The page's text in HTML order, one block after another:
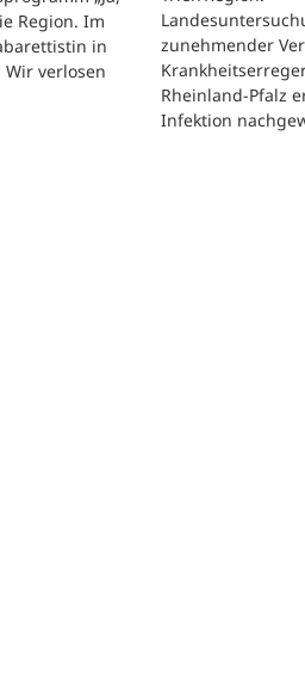
Region. Im
in
verlosen
zunehmender
Rheinland-Pfalz
Infektion